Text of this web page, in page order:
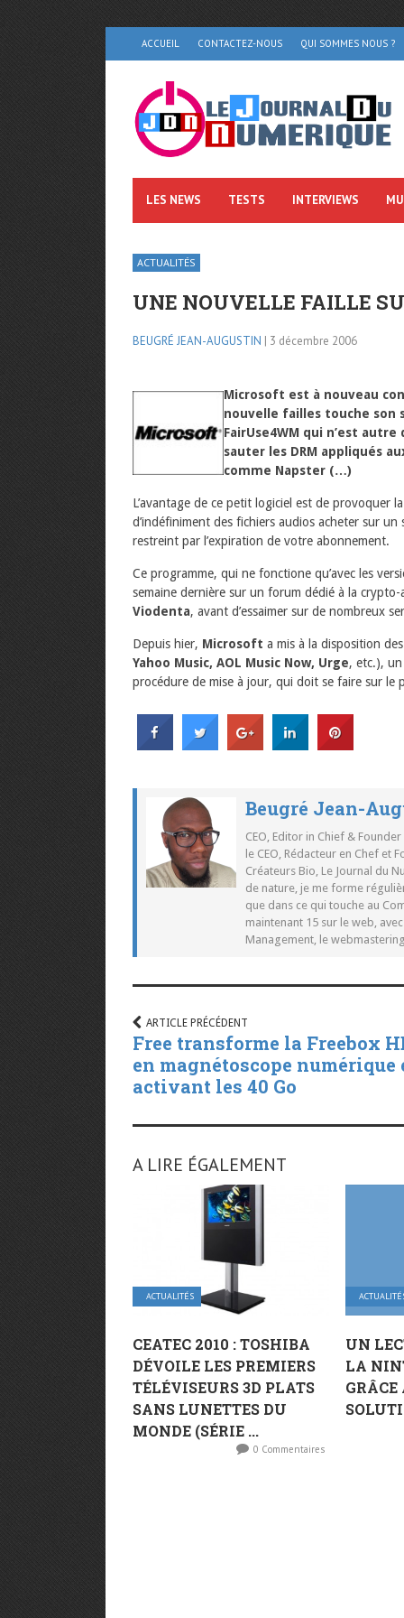
ACCUEIL CONTACTEZ-NOUS QUI SOMMES NOUS ?
LES NEWS TESTS INTERVIEWS
ACTUALITÉS
UNE NOUVELLE FAILLE
BEUGRÉ JEAN-AUGUSTIN | 3 décembre 2006
Microsoft est à nouveau
nouvelle failles touche son
FairUse4WM qui n’est
sauter les DRM appliqués
comme Napster (…)
L’avantage de ce petit logiciel est de provoquer
d’indéfiniment des fichiers audios acheter sur
restreint par l’expiration de votre abonnement.
Ce programme, qui ne fonctione qu’avec les
semaine dernière sur un forum dédié à la
Viodenta, avant d’essaimer sur de nombreux
Depuis hier, Microsoft a mis à la disposition
Yahoo Music, AOL Music Now, Urge, etc.),
procédure de mise à jour, qui doit se faire sur le
Beugré Jean-
CEO, Editor in Chief &
le CEO, Rédacteur en Chef et
Créateurs Bio, Le Journal du
de nature, je me forme
que dans ce qui touche au
maintenant 15 sur le web,
Management, le
ARTICLE PRÉCÉDENT
Free transforme la Freebox
en magnétoscope numérique
activant les 40 Go
A LIRE ÉGALEMENT
ACTUALITÉS
CEATEC 2010 : TOSHIBA
DÉVOILE LES PREMIERS
TÉLÉVISEURS 3D PLATS
SANS LUNETTES DU
MONDE (SÉRIE ...
0 Commentaires
UN
LA
GRÂCE